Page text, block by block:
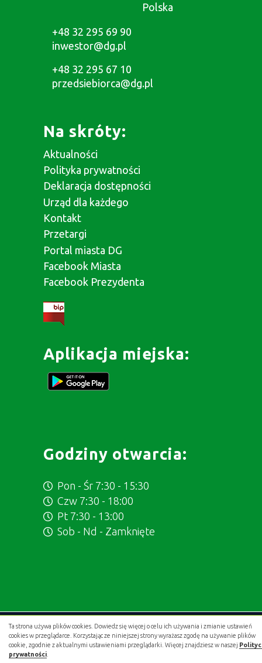
Ta strona używa plików cookies. Dowiedz się więcej o celu ich używania i zmianie ustawień
cookies w przeglądarce. Korzystając ze niniejszej strony wyrażasz zgodę na używanie plików
cookie, zgodnie z aktualnymi ustawieniami przeglądarki. Więcej znajdziesz w naszej
prywatności
Polska
+48 32 295 69 90
inwestor@dg.pl
+48 32 295 67 10
przedsiebiorca@dg.pl
Na skróty:
Aktualności
Polityka prywatności
Deklaracja dostępności
Urząd dla każdego
Kontakt
Przetargi
Portal miasta DG
Facebook Miasta
Facebook Prezydenta
Aplikacja miejska:
Godziny otwarcia:
Pon - Śr 7:30 - 15:30
Czw 7:30 - 18:00
Pt 7:30 - 13:00
Sob - Nd - Zamknięte
Projekt i wykonanie:.gold studio digital